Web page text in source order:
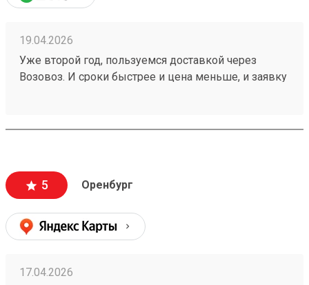
19.04.2026
Уже второй год, пользуемся доставкой через
Возовоз. И сроки быстрее и цена меньше, и заявку
№260273617. И девочки на звонки отвечают в
5 Оренбург
17.04.2026